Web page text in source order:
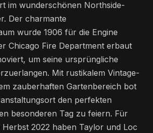
im wunderschönen Northside-
Der charmante
wurde 1906 für die Engine
Chicago Fire Department erbaut
um seine ursprüngliche
Mit rustikalem Vintage-
zauberhaften Gartenbereich bot
den perfekten
besonderen Tag zu feiern. Für
2022 haben Taylor und Loc